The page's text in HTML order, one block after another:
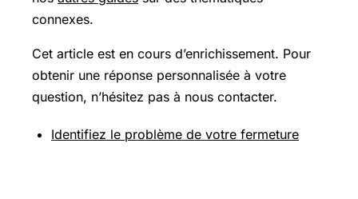
connexes.
Cet article est en cours d’enrichissement. Pour
obtenir une réponse personnalisée à votre
question, n’hésitez pas à nous contacter.
Identifiez le problème de votre fermeture